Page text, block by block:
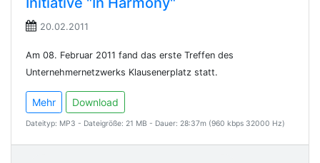
20.02.2011
Am 08. Februar 2011 fand das erste Treffen des
Unternehmernetzwerks Klausenerplatz statt.
Mehr Download
Dateityp: MP3 - Dateigröße: 21 MB - Dauer: 28:37m (960 kbps 32000 Hz)